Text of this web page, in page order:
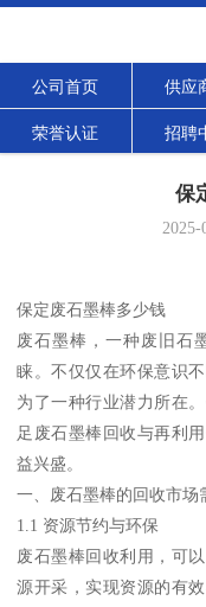
公司首页 供应
荣誉认证 招聘
保
2025-
保定废石墨棒多少钱
废石墨棒，一种废旧石
睐。不仅仅在环保意识
为了一种行业潜力所在
足废石墨棒回收与再利
益兴盛。
一、废石墨棒的回收市场
1.1 资源节约与环保
废石墨棒回收利用，可
源开采，实现资源的有